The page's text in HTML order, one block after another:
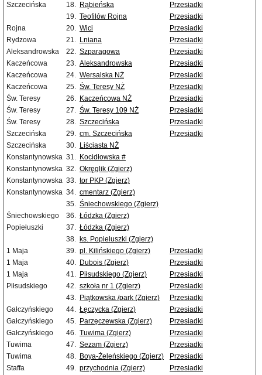
Szczecińska
18. Rąbieńska
Przesiadki
19. Teofilów Rojna
Przesiadki
Rojna
20. Wici
Przesiadki
Rydzowa
21. Lniana
Przesiadki
Aleksandrowska
22. Szparagowa
Przesiadki
Kaczeńcowa
23. Aleksandrowska
Przesiadki
Kaczeńcowa
24. Wersalska NŻ
Przesiadki
Kaczeńcowa
25. Św. Teresy NŻ
Przesiadki
Św. Teresy
26. Kaczeńcowa NŻ
Przesiadki
Św. Teresy
27. Św. Teresy 109 NŻ
Przesiadki
Św. Teresy
28. Szczecińska
Przesiadki
Szczecińska
29. cm. Szczecińska
Przesiadki
Szczecińska
30. Liściasta NŻ
Konstantynowska 31. Kocidłowska #
Konstantynowska 32. Okręglik (Zgierz)
Konstantynowska 33. tor PKP (Zgierz)
Konstantynowska 34. cmentarz (Zgierz)
35. Śniechowskiego (Zgierz)
Śniechowskiego
36. Łódzka (Zgierz)
Popiełuszki
37. Łódzka (Zgierz)
38. ks. Popieluszki (Zgierz)
1 Maja
39. pl. Kilińskiego (Zgierz)
Przesiadki
1 Maja
40. Dubois (Zgierz)
Przesiadki
1 Maja
41. Piłsudskiego (Zgierz)
Przesiadki
Piłsudskiego
42. szkoła nr 1 (Zgierz)
Przesiadki
43. Piątkowska /park (Zgierz)
Przesiadki
Gałczyńskiego
44. Łęczycka (Zgierz)
Przesiadki
Gałczyńskiego
45. Parzęczewska (Zgierz)
Przesiadki
Gałczyńskiego
46. Tuwima (Zgierz)
Przesiadki
Tuwima
47. Sezam (Zgierz)
Przesiadki
Tuwima
48. Boya-Żeleńskiego (Zgierz)
Przesiadki
Staffa
49. przychodnia (Zgierz)
Przesiadki